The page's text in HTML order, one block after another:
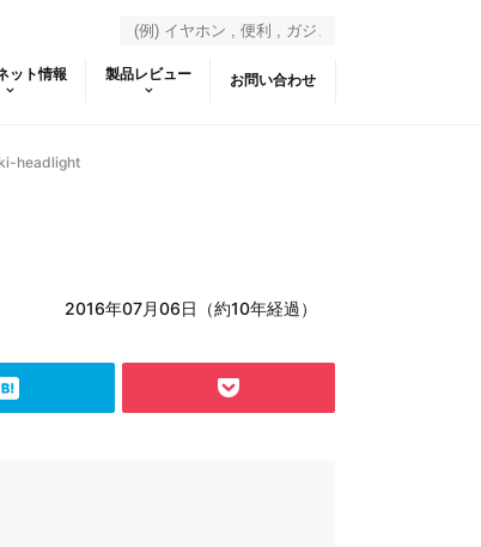
ット情報 製品レビュー お問い合わせ
headlight
2016年07月06日（約10年経過）